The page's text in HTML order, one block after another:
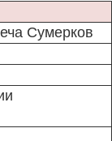
Сумерков